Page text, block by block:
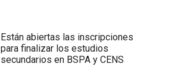
Están abiertas las inscripciones
para finalizar los estudios
secundarios en BSPA y CENS